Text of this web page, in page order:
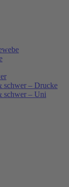
schwer – Drucke
schwer – Uni